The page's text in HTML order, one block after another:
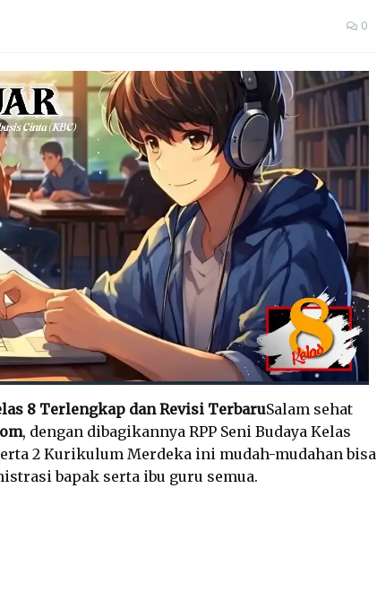
0
8 Terlengkap dan Revisi TerbaruSalam sehat
, dengan dibagikannya RPP Seni Budaya Kelas
2 Kurikulum Merdeka ini mudah-mudahan bisa
bapak serta ibu guru semua.